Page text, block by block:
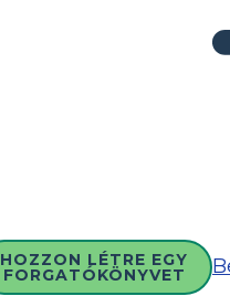
HOZZON LÉTRE EGY
FORGATÓKÖNYVET